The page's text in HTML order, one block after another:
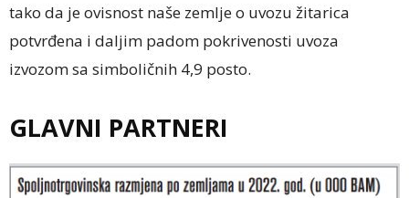
tako da je ovisnost naše zemlje o uvozu žitarica
potvrđena i daljim padom pokrivenosti uvoza
izvozom sa simboličnih 4,9 posto.
GLAVNI PARTNERI